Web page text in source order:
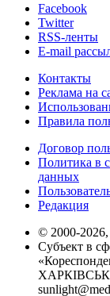
Facebook
Twitter
RSS-ленты
E-mail
Контакты
Реклама на
Правила
Договор
Политика в
данных
Редакция
© 2000-2026,
Субъект в